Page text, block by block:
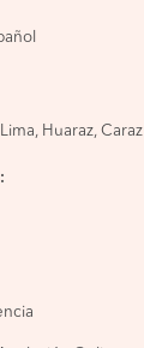
Lima, Huaraz, Caraz